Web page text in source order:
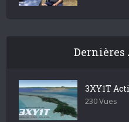
3XY1T
230 Vues